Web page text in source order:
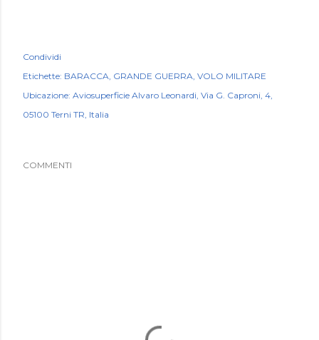
Condividi
Etichette: BARACCA GRANDE GUERRA VOLO MILITARE
Ubicazione: Aviosuperficie Alvaro Leonardi, Via G. Caproni, 4,
05100 Terni TR, Italia
COMMENTI